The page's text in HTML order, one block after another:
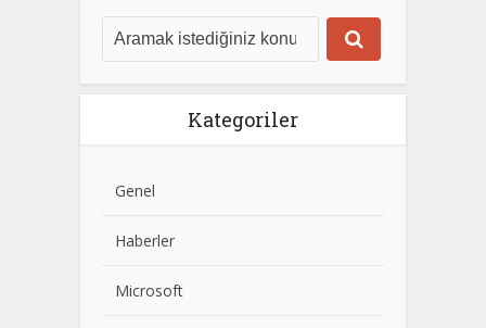
Kategoriler
Genel
Haberler
Microsoft